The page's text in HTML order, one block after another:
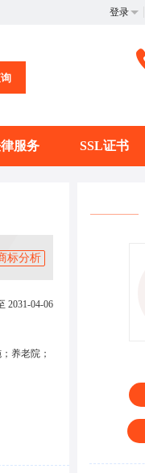
登录
服务 SSL证书
标分析
2031-04-06
养老院；